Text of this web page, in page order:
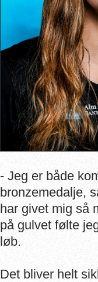
- Jeg er både
bronzemedalje,
har givet mig så
på gulvet følte
løb.
Det bliver helt